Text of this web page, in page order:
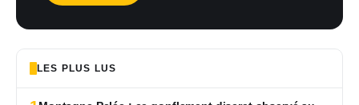
LES PLUS LUS